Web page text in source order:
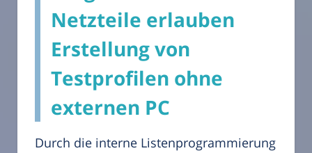
Netzteile erlauben
Erstellung von
Testprofilen ohne
externen PC
Durch die interne Listenprogrammierung